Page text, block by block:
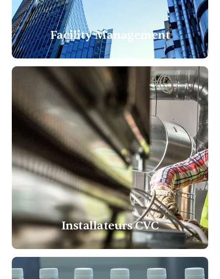
Facility Management
Installateurs CVC